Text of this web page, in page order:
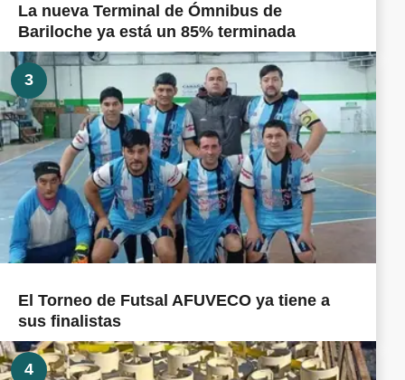
La nueva Terminal de Ómnibus de
Bariloche ya está un 85% terminada
3
El Torneo de Futsal AFUVECO ya tiene a
sus finalistas
4